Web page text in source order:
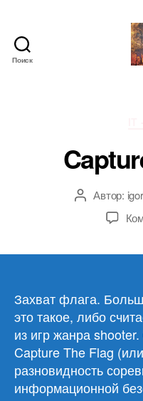
Поиск
Автор
записи
Автор:
Захват флага.
это такое, либо
из игр жанра
Capture The Flag
разновидность
информационной